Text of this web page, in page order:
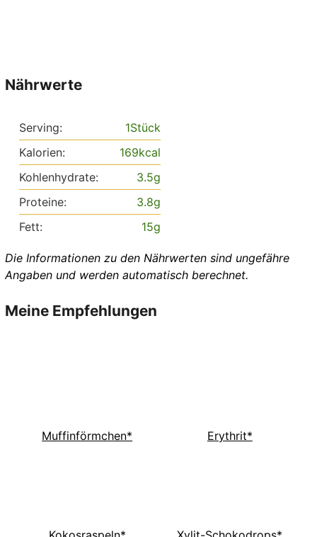
Nährwerte
Serving: 1Stück
Kalorien:
169kcal
Kohlenhydrate:
3.5g
Proteine:
3.8g
Fett:
15g
Die Informationen zu den Nährwerten sind ungefähre
Angaben und werden automatisch berechnet.
Meine Empfehlungen
Muffinförmchen* Erythrit*